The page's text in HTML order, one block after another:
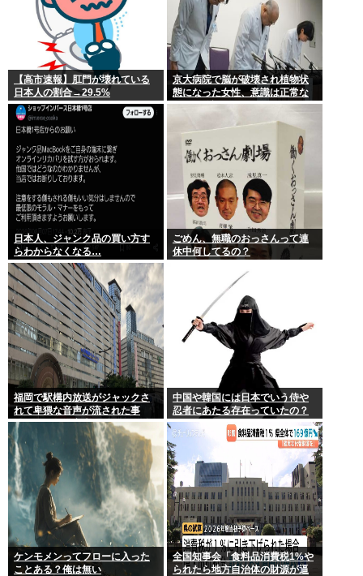
【高市速報】肛門が壊れている
日本人の割合→29.5%
京大病院で脳が破壊され植物状
態になった女性、意識は正常な
ことが確認されおわる
日本人、ジャンク品の買い方す
らわからなくなる…
ごめん、無職のおっさんって連
休中何してるの？
福岡で駅構内放送がジャックさ
れて卑猥な音声が流された事
件、やはり元音声は動ありの動
画だった
中国や韓国には日本でいう侍や
忍者にあたる存在っていたの？
ケンモメンってフローに入った
ことある？俺は無い
全国知事会「食料品消費税1%や
られたら地方自治体の財源が逼